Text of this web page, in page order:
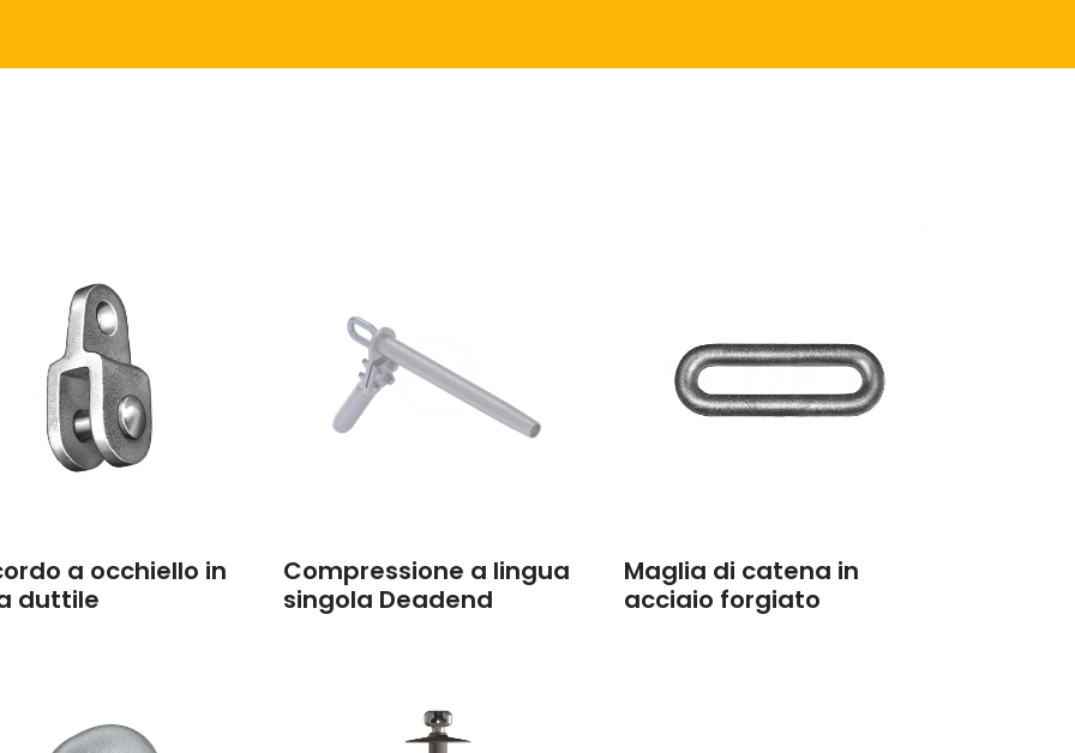
a occhiello in
duttile
Compressione a lingua
singola Deadend
Maglia di catena in
acciaio forgiato